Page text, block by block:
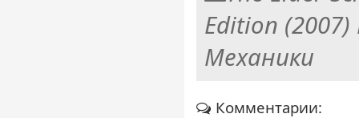
Edition (2007)
Механики
Комментарии: